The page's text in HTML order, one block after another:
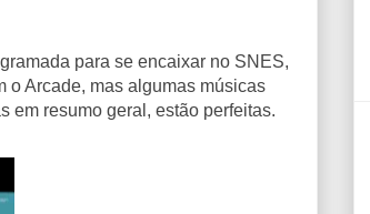
para se encaixar no SNES,
o Arcade, mas algumas músicas
em resumo geral, estão perfeitas.